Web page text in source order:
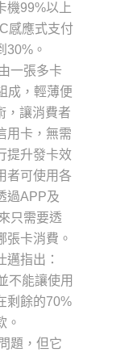
機99%以上
感應式支付
30%。
一張多卡
成，輕薄便
，讓消費者
用卡，無需
提升發卡效
者可使用各
過APP及
只需要透
張卡消費。
指出：
不能讓使用
剩餘的70%
。
題，但它